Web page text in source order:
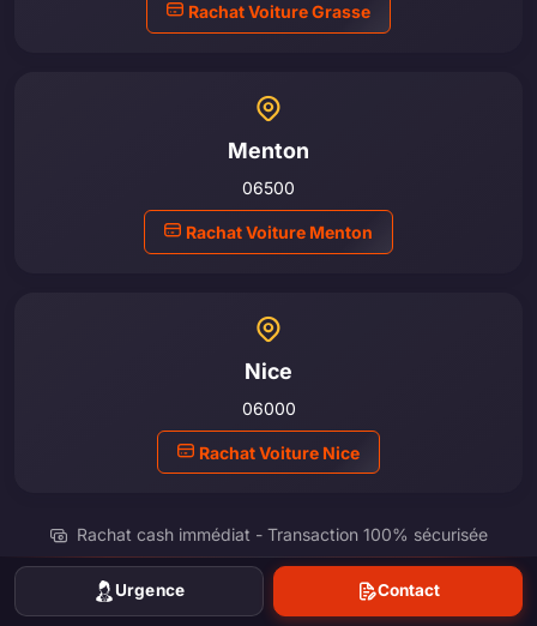
Rachat Voiture Grasse
Menton
06500
Rachat Voiture Menton
Nice
06000
Rachat Voiture Nice
Rachat cash immédiat - Transaction 100% sécurisée
Urgence Contact